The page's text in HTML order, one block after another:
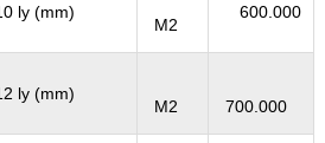
ly (mm)
M2
600.000
ly (mm)
M2 700.000